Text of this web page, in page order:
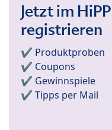
Jetzt im
registrieren
✔️ Produktproben
✔️ Coupons
✔️ Gewinnspiele
✔️ Tipps per Mail